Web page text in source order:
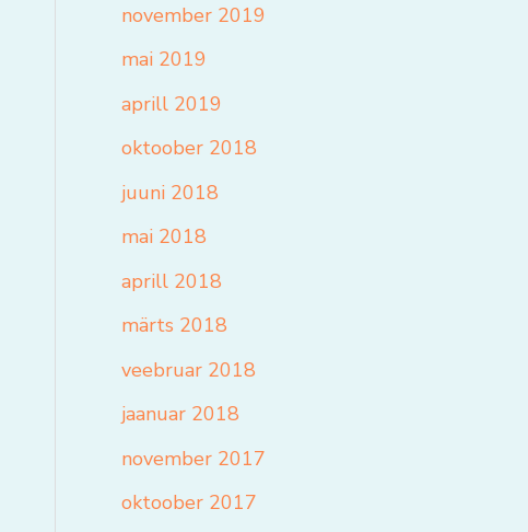
november 2019
mai 2019
aprill 2019
oktoober 2018
juuni 2018
mai 2018
aprill 2018
märts 2018
veebruar 2018
jaanuar 2018
november 2017
oktoober 2017